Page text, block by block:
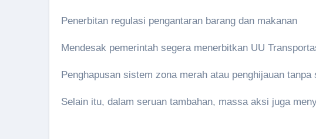
Penerbitan regulasi pengantaran barang dan makanan
Mendesak pemerintah segera menerbitkan UU
Penghapusan sistem zona merah atau penghijauan
Selain itu, dalam seruan tambahan, massa aksi juga